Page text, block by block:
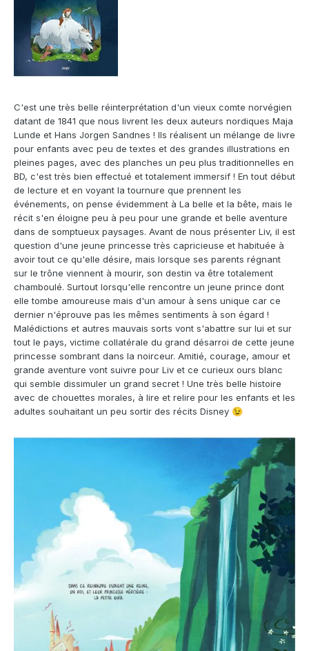
C'est une très belle réinterprétation d'un vieux comte norvégien
datant de 1841 que nous livrent les deux auteurs nordiques Maja
Lunde et Hans Jorgen Sandnes ! Ils réalisent un mélange de livre
pour enfants avec peu de textes et des grandes illustrations en
pleines pages, avec des planches un peu plus traditionnelles en
BD, c'est très bien effectué et totalement immersif ! En tout début
de lecture et en voyant la tournure que prennent les
événements, on pense évidemment à La belle et la bête, mais le
récit s'en éloigne peu à peu pour une grande et belle aventure
dans de somptueux paysages. Avant de nous présenter Liv, il est
question d'une jeune princesse très capricieuse et habituée à
avoir tout ce qu'elle désire, mais lorsque ses parents régnant
sur le trône viennent à mourir, son destin va être totalement
chamboulé. Surtout lorsqu'elle rencontre un jeune prince dont
elle tombe amoureuse mais d'un amour à sens unique car ce
dernier n'éprouve pas les mêmes sentiments à son égard !
Malédictions et autres mauvais sorts vont s'abattre sur lui et sur
tout le pays, victime collatérale du grand désarroi de cette jeune
princesse sombrant dans la noirceur. Amitié, courage, amour et
grande aventure vont suivre pour Liv et ce curieux ours blanc
qui semble dissimuler un grand secret ! Une très belle histoire
avec de chouettes morales, à lire et relire pour les enfants et les
adultes souhaitant un peu sortir des récits Disney 😉